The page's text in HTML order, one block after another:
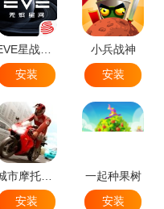
EVE星战前夜无烬星河
安装
小兵战神
安装
城市摩托特技
安装
一起种果树
安装